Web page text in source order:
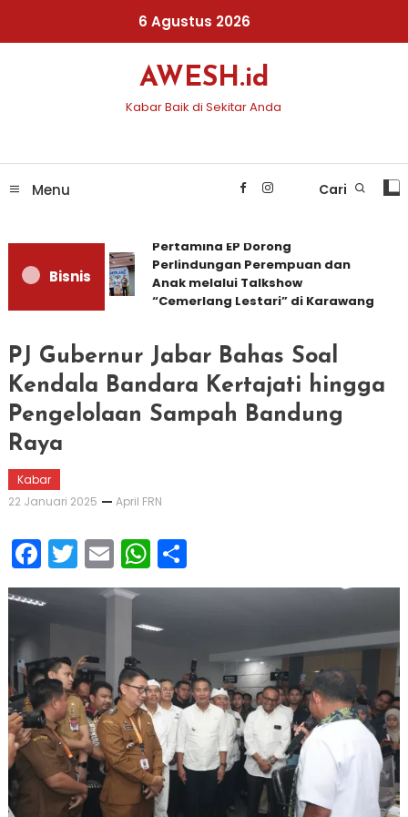
6 Agustus 2026
AWESH.id
Kabar Baik di Sekitar Anda
Menu Cari
Bisnis
Pertamina EP Dorong
Perlindungan Perempuan dan
Anak melalui Talkshow
“Cemerlang Lestari” di Karawang
PJ Gubernur Jabar Bahas Soal
Kendala Bandara Kertajati hingga
Pengelolaan Sampah Bandung
Raya
Kabar
22 Januari 2025
April FRN
Facebook
Twitter
EmailWhatsApp
Share